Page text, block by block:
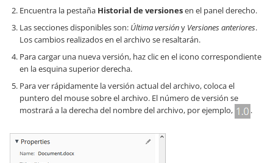
Encuentra la pestaña Historial de versionesen el panel derecho.
Las secciones disponibles son: Última versióny Versiones anteriores.
Los cambios realizados en el archivo se resaltarán.
Para cargar una nueva versión, haz clic en el icono correspondiente
en la esquina superior derecha.
Para ver rápidamente la versión actual del archivo, coloca el
puntero del mouse sobre el archivo. El número de versión se
mostrará a la derecha del nombre del archivo, por ejemplo,
.